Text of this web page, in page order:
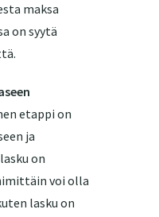
maksa
on syytä
etappi on
ja
on
voi olla
lasku on